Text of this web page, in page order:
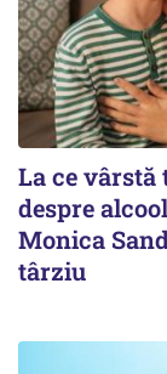
La ce vârstă
despre
Monica
târziu